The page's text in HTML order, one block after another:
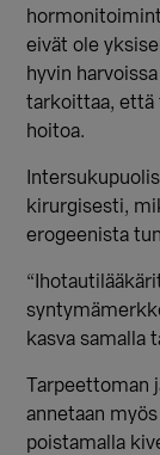
eivät ole
hyvin
tarkoittaa, että
hoitoa.
kirurgisesti,
erogeenista
kasva samalla
annetaan
poistamalla